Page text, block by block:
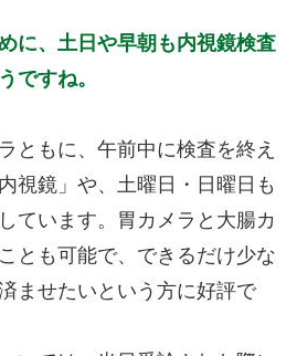
に、土日や早朝も内視鏡検査
ですね。
ともに、午前中に検査を終え
視鏡」や、土曜日・日曜日も
ています。胃カメラと大腸カ
とも可能で、できるだけ少な
ませたいという方に好評で